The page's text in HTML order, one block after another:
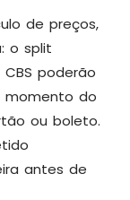
de preços,
o split
poderão
momento do
ou boleto.
antes de